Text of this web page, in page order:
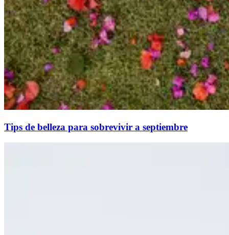
Tips de belleza para sobrevivir a septiembre